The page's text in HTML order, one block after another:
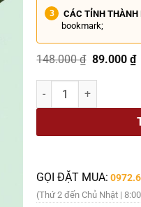
CÁC TỈNH THÀNH
bookmark;
148.000₫ Giá
là:
89.000₫
[GIẢI CỨU SÁCH]
GỌI ĐẶT MUA:
(Thứ 2 đến Chủ Nhật |